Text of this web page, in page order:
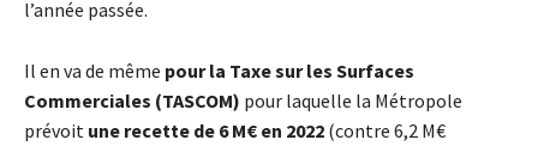
l’année passée.
Il en va de même pour la Taxe sur les Surfaces
Commerciales (TASCOM) pour laquelle la Métropole
prévoit une recette de 6 M€ en 2022 (contre 6,2 M€